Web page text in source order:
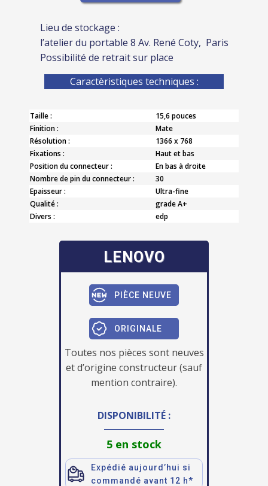
Lieu de stockage :
l’atelier du portable 8 Av. René Coty, Paris
Possibilité de retrait sur place
Caractèristiques techniques :
Taille :
15,6 pouces
Finition :
Mate
Résolution :
1366 x 768
Fixations :
Haut et bas
Position du connecteur :
En bas à droite
Nombre de pin du connecteur :
30
Epaisseur :
Ultra-fine
Qualité :
grade A+
Divers :
edp
LENOVO
PIÈCE NEUVE
ORIGINALE
Toutes nos pièces sont neuves
et d’origine constructeur (sauf
mention contraire).
DISPONIBILITÉ :
5 en stock
Expédié aujourd’hui si
commandé avant 12 h*